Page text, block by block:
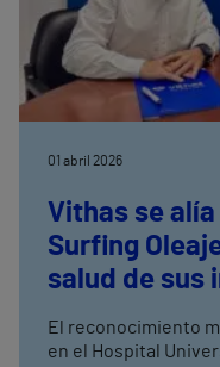
01 abril 2026
Vithas se
Surfing
salud de sus
El reconocimiento
en el Hospital